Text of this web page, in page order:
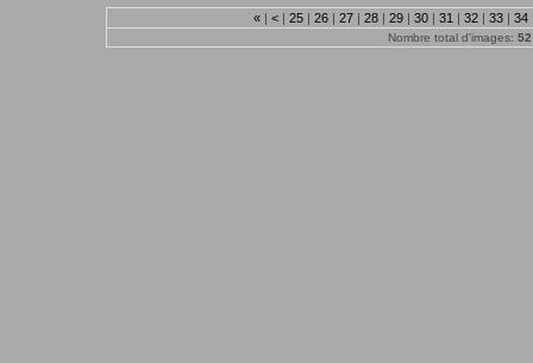
« | < | 25 | 26 | 27 | 28 | 29 | 30 | 31 | 32 | 33 | 34
Nombre total d'images: 52